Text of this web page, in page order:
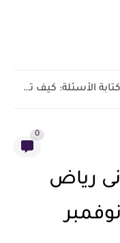
وداعاً لـ "دفتر التحضير" المُرهق: كيف تنجز خطة أسبوع كامل...
0
رياض